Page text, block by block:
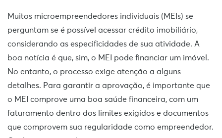
Muitos microempreendedores individuais (MEIs) se
perguntam se é possível acessar crédito imobiliário,
considerando as especificidades de sua atividade. A
boa notícia é que, sim, o MEI pode financiar um imóvel.
No entanto, o processo exige atenção a alguns
detalhes. Para garantir a aprovação, é importante que
o MEI comprove uma boa saúde financeira, com um
faturamento dentro dos limites exigidos e documentos
que comprovem sua regularidade como empreendedor.